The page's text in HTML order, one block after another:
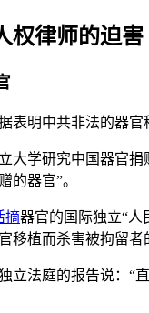
权律师的迫害
表明中共非法的器
大学研究中国器官
的器官”。
摘器官的国际独立“
移植而杀害被拘留
立法庭的报告说：“